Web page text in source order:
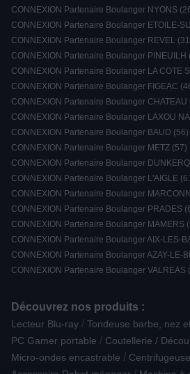
CONNEXION Partenaire Boulanger NYONS
CONNEXION Partenaire Boulanger ETOILE-
CONNEXION Partenaire Boulanger REVEL
CONNEXION Partenaire Boulanger PINEUILH
CONNEXION Partenaire Boulanger LA COTE
CONNEXION Partenaire Boulanger FIGEAC
CONNEXION Partenaire Boulanger CHATEAU
CONNEXION Partenaire Boulanger LAXOU
CONNEXION Partenaire Boulanger BAUD (56)
CONNEXION Partenaire Boulanger METZ (57)
CONNEXION Partenaire Boulanger
CONNEXION Partenaire Boulanger L'AIGLE
CONNEXION Partenaire Boulanger
CONNEXION Partenaire Boulanger PRADES
CONNEXION Partenaire Boulanger MAMERS
CONNEXION Partenaire Boulanger AIX-LES-
CONNEXION Partenaire Boulanger AZAY-LE-
CONNEXION Partenaire Boulanger VALREAS
Découvrez nos produits :
Lecteur Blu-ray / Tondeuse barbe, nez
PC Gamer portable / Coutellerie /
Micro-ondes encastrable / Centrifugeuse